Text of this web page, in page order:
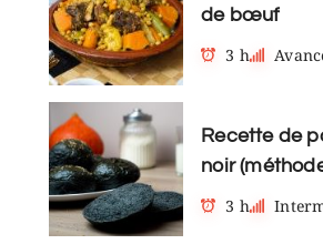
de bœuf
3 h
Recette de
noir
3 h